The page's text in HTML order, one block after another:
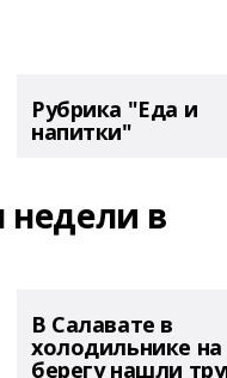
Рубрика "Еда и
напитки"
недели в
В Салавате в
холодильнике на
берегу нашли